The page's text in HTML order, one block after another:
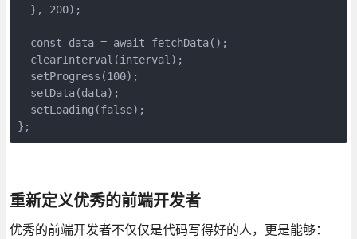
  }, 200);
  const data = await fetchData();
  clearInterval(interval);
  setProgress(100);
  setData(data);
  setLoading(false);
};
重新定义优秀的前端开发者
优秀的前端开发者不仅仅是代码写得好的人，更是能够：